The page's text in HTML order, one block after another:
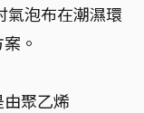
氣泡布在潮濕環
。
聚乙烯